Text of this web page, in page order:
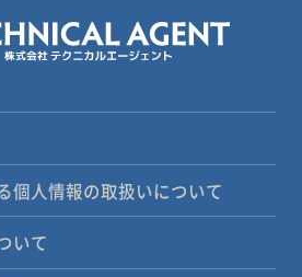
個人情報の取扱いについて
いて